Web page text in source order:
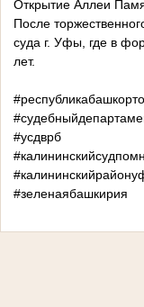
Открытие Аллеи
После
суда г. Уфы, где в
лет.
#усдврб
#зеленаябашкирия